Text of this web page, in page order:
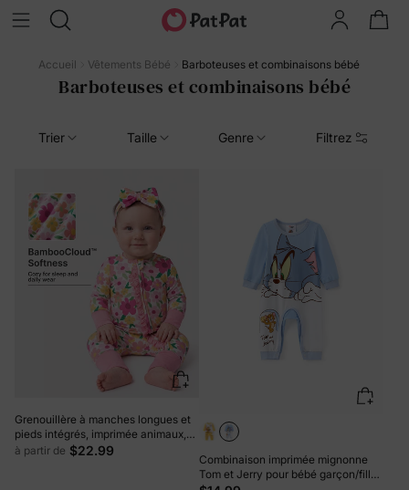
Accueil Vêtements Bébé Barboteuses et combinaisons bébé
Barboteuses et combinaisons bébé
Trier Taille Genre Filtrez
Grenouillère à manches longues et
pieds intégrés, imprimée animaux,
en bambou, rose foncé, fermeture
à partir de $22.99
Combinaison imprimée mignonne
Tom et Jerry pour bébé garçon/fille,